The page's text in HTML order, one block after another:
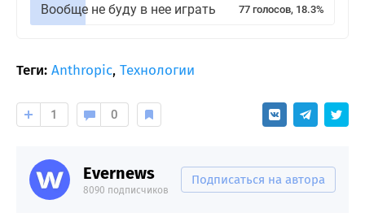
Вообще не буду в нее играть 77 голосов, 18.3%
Теги: Anthropic, Технологии
1 0
Evernews
8090 подписчиков
Подписаться на автора